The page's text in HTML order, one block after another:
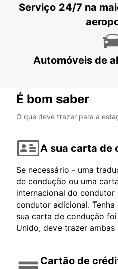
MADRID ESTAÇÃO DE
MADRID - SPAIN
Serviço 24/7 na
Automóveis de
É bom saber
O que deve trazer para a
A sua carta de
Se necessário - uma
de condução ou uma
internacional do
condutor adicional. Tenha
sua carta de condução
Unido, deve trazer
Cartão de